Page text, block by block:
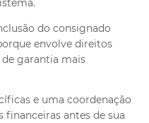
do consignado
envolve direitos
garantia mais
e uma coordenação
antes de sua